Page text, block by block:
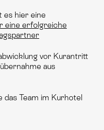
es hier eine
eine erfolgreiche
vor Kurantritt
aus
das Team im Kurhotel